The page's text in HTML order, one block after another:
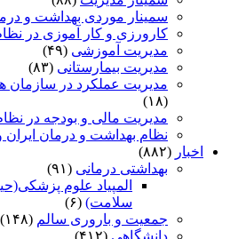
سمینار موردی بهداشت و
کارورزی و کار آموزی در
مدیریت آموزشی (۴۹)
مدیریت بیمارستانی (۸۳)
مدیریت عملکرد در سازمان
(۱۸)
مدیریت مالی و بودجه در
نظام بهداشت و درمان ایران
اخبار (۸۸۲)
بهداشتی درمانی (۹۱)
المپیاد علوم
سلامت) (۶)
جمعیت و باروری سالم (۱۴۸)
دانشگاهی (۴۱۲)